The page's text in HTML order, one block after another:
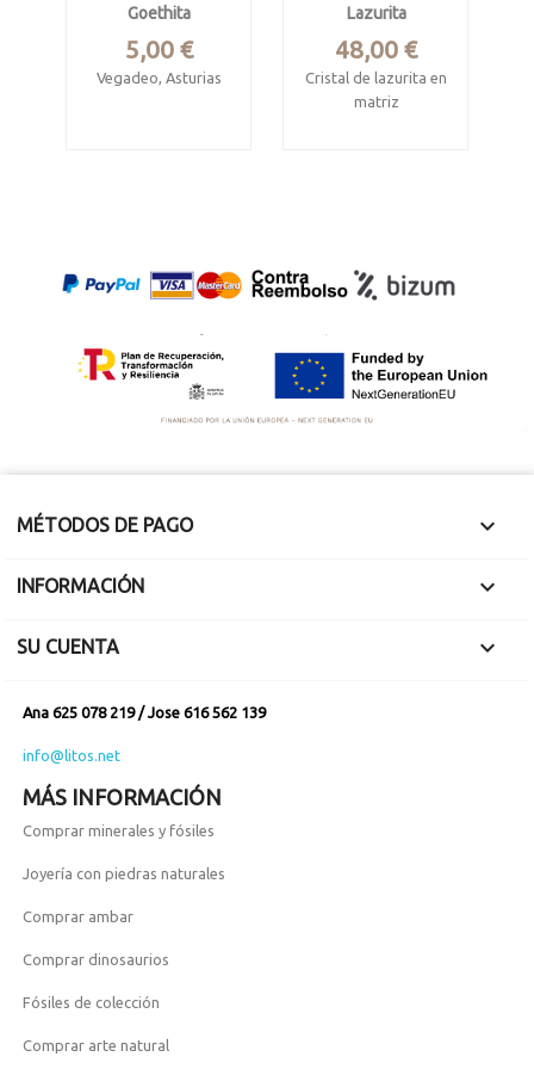
Goethita
Precio
5,00 €
Vegadeo, Asturias
Lazurita
Precio
48,00 €
Cristal de lazurita en
matriz
1 cm
MÉTODOS DE PAGO 
INFORMACIÓN 
SU CUENTA 
Ana 625 078 219 / Jose 616 562 139
info@litos.net
MÁS INFORMACIÓN
Comprar minerales y fósiles
Joyería con piedras naturales
Comprar ambar
Comprar dinosaurios
Fósiles de colección
Comprar arte natural